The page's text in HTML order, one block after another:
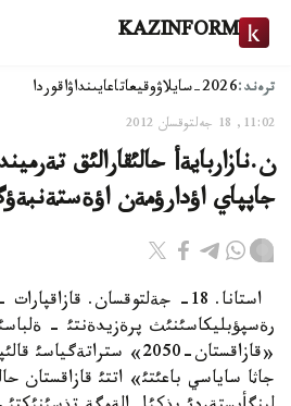
KAZINFORM
ترەند:2026-سايلاۋ وقيعاتاعايىنداۋاقوردا
11:02, 18 جەلتوقسان 2012
ن.نازاربايةأ حالئقارالئق
جاپپاي اؤدارؤمةن
استانا. 18- جةلتوقسان.
رةسپؤبليكاسئنئث پرةزيدةنتئ - ةلباسئ
«قازاقستان-2050»
جاثا ساياسي باعئتئ» اتتئ قازاقستان